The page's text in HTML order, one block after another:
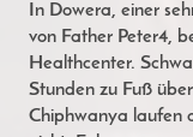
In Dowera, einer
von Father Peter4,
Healthcenter.
Stunden zu Fuß
Chiphwanya laufen